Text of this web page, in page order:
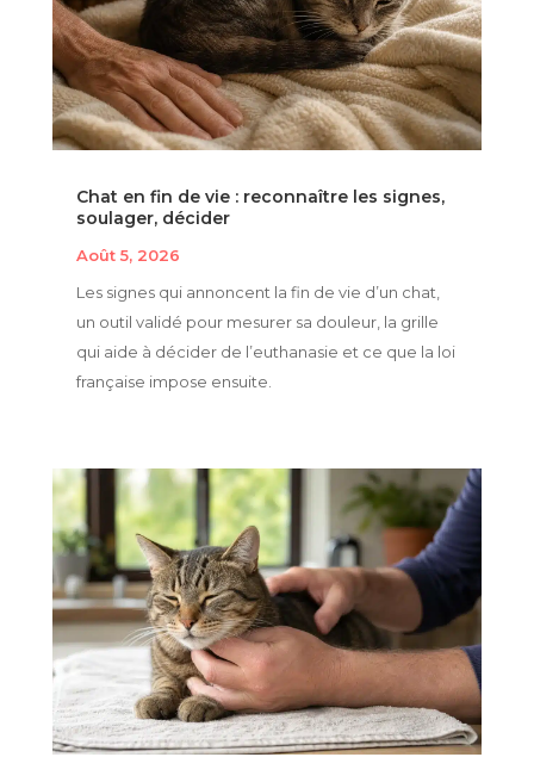
Chat en fin de vie : reconnaître les signes,
soulager, décider
Août 5, 2026
Les signes qui annoncent la fin de vie d’un chat,
un outil validé pour mesurer sa douleur, la grille
qui aide à décider de l’euthanasie et ce que la loi
française impose ensuite.